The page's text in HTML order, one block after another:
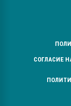
СОГЛАСИЕ